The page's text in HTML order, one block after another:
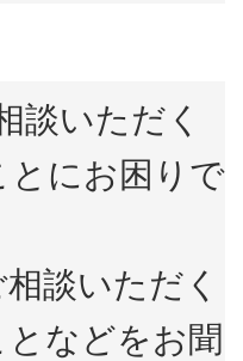
談いただく
にお困りで
談いただく
となどをお聞